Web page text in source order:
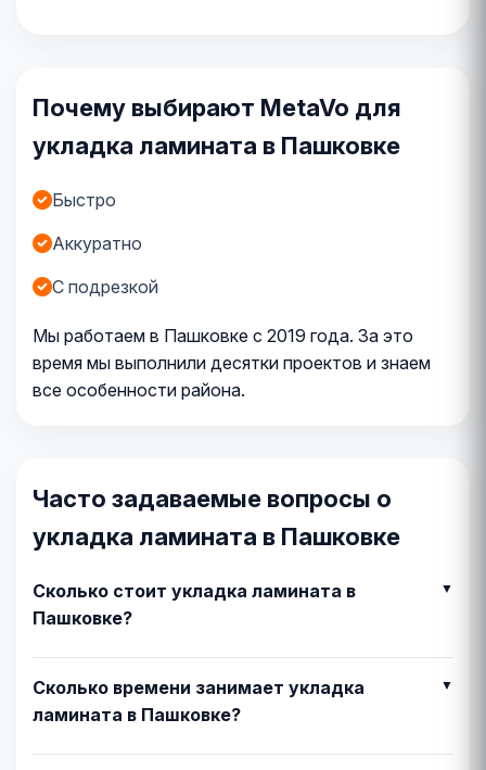
Почему выбирают MetaVo для
укладка ламината в Пашковке
Быстро
Аккуратно
С подрезкой
Мы работаем в Пашковке с 2019 года. За это
время мы выполнили десятки проектов и знаем
все особенности района.
Часто задаваемые вопросы о
укладка ламината в Пашковке
Сколько стоит укладка ламината в
Пашковке?
Сколько времени занимает укладка
ламината в Пашковке?